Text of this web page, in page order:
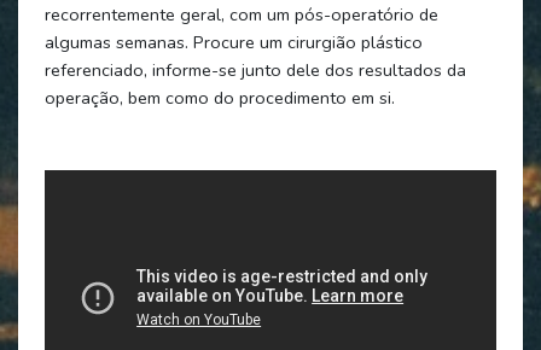
recorrentemente geral, com um pós-operatório de
algumas semanas. Procure um cirurgião plástico
referenciado, informe-se junto dele dos resultados da
operação, bem como do procedimento em si.